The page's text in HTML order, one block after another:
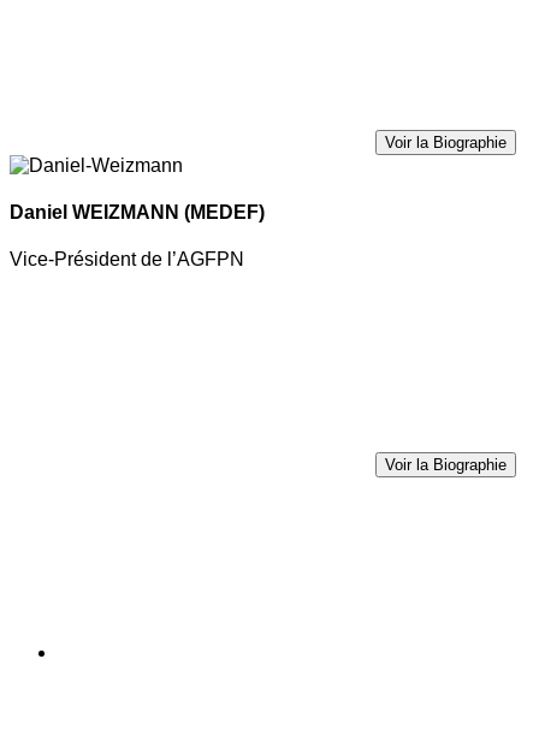
Voir la Biographie
Daniel WEIZMANN (MEDEF)
Vice-Président de l’AGFPN
Voir la Biographie